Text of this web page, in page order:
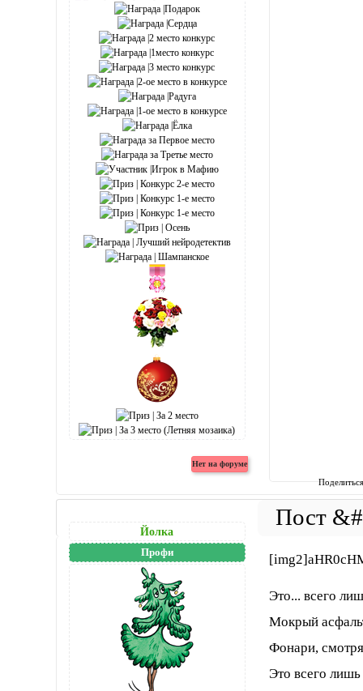
Йолка
Профи
Это... всего
Мокрый
Фонари,
Это всего